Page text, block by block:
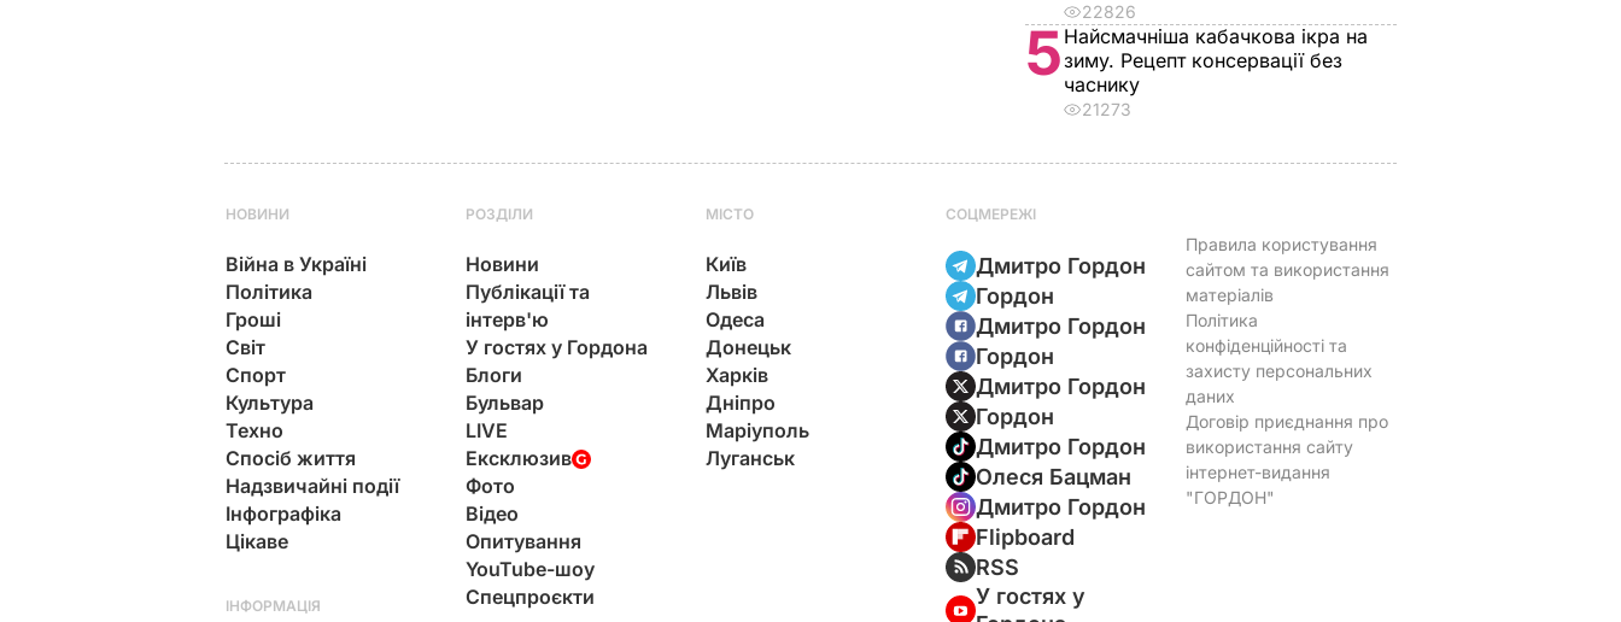
22826
5 Найсмачніша кабачкова ікра на
зиму. Рецепт консервації без
часнику
21273
НОВИНИ
Війна в Україні
Політика
Гроші
Світ
Спорт
Культура
Техно
Спосіб життя
Надзвичайні події
Інфографіка
Цікаве
РОЗДІЛИ
Новини
Публікації та
інтерв'ю
У гостях у Гордона
Блоги
Бульвар
LIVE
Ексклюзив
Фото
Відео
Опитування
YouTube-шоу
Спецпроєкти
МІСТО
Київ
Львів
Одеса
Донецьк
Харків
Дніпро
Маріуполь
Луганськ
СОЦМЕРЕЖІ
Дмитро Гордон
Гордон
Дмитро Гордон
Гордон
Дмитро Гордон
Гордон
Дмитро Гордон
Олеся Бацман
Дмитро Гордон
Flipboard
RSS
У гостях у
ІНФОРМАЦІЯ
Правила користування
сайтом та використання
матеріалів
Політика
конфіденційності та
захисту персональних
даних
Договір приєднання про
використання сайту
інтернет-видання
"ГОРДОН"